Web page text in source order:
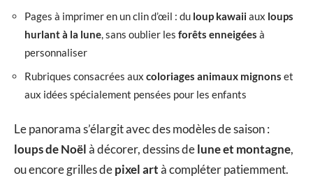
Pages à imprimer en un clin d’œil : du loup kawaiiaux loups
hurlant à la lune, sans oublier les forêts enneigées à
personnaliser
Rubriques consacrées aux coloriages animaux mignons et
aux idées spécialement pensées pour les enfants
Le panorama s’élargit avec des modèles de saison :
loups de Noëlà décorer, dessins delune et montagne,
ou encore grilles depixel artà compléter patiemment.